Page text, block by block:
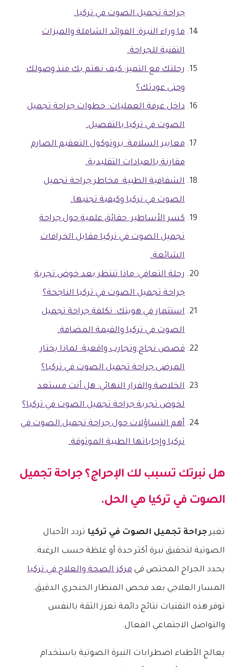
جراحة تجميل الصوت في تركيا.
ما وراء النبرة: الفوائد الشاملة والميزات
التقنية للجراحة.
رحلتك مع التميز: كيف نهتم بك منذ وصولك
وحتى عودتك؟
داخل غرفة العمليات: خطوات جراحة تجميل
الصوت في تركيا بالتفصيل.
معايير السلامة: بروتوكول التعقيم الصارم
مقارنة بالعيادات التقليدية.
الشفافية الطبية: مخاطر جراحة تجميل
الصوت في تركيا وكيفية تجنبها.
كسر الأساطير: حقائق علمية حول جراحة
تجميل الصوت في تركيا مقابل الخرافات
الشائعة.
رحلة التعافي: ماذا تنتظر بعد خوض تجربة
جراحة تجميل الصوت في تركيا الناجحة؟
استثمار في هويتك: تكلفة جراحة تجميل
الصوت في تركيا والقيمة المضافة.
قصص نجاح وتجارب واقعية: لماذا يختار
المرضى جراحة تجميل الصوت في تركيا؟
الخلاصة والقرار النهائي: هل أنت مستعد
لخوض تجربة جراحة تجميل الصوت في تركيا؟
أهم التساؤلات حول جراحة تجميل الصوت في
تركيا وإجاباتها الطبية الموثوقة.
هل نبرتك تسبب لك الإحراج؟ جراحة تجميل
الصوت في تركيا هي الحل.
تغيرجراحة تجميل الصوت في تركيا تردد الأحبال
الصوتية لتحقيق نبرة أكثر حدة أو غلظة حسب الرغبة.
يحدد الجراح المختص في مركز الصحة والعلاج في تركيا
المسار العلاجي بعد فحص المنظار الحنجري الدقيق.
توفر هذه التقنيات نتائج دائمة تعزز الثقة بالنفس
والتواصل الاجتماعي الفعال.
يعالج الأطباء اضطرابات النبرة الصوتية باستخدام